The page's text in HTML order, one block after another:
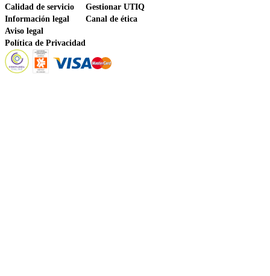
Calidad de servicio
Información legal
Aviso legal
Política de Privacidad
Gestionar UTIQ
Canal de ética